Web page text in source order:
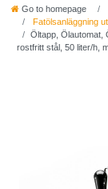
Go to homepage
Fatölsanläggning
Öltapp, Ölautomat,
rostfritt stål, 50 liter/h,